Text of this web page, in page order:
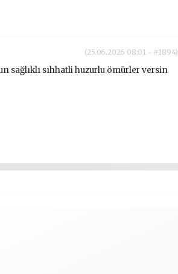
(25.06.2026 08:01 - #1894)
sağlıklı sıhhatli huzurlu ömürler versin